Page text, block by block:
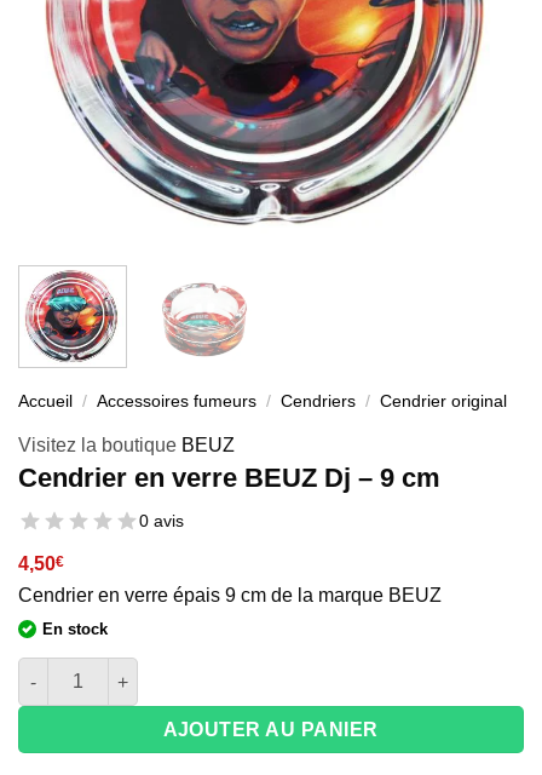
Accueil / Accessoires fumeurs / Cendriers / Cendrier original
Visitez la boutique BEUZ
Cendrier en verre BEUZ Dj – 9 cm
0 avis
4,50€
Cendrier en verre épais 9 cm de la marque BEUZ
En stock
quantité de Cendrier en verre BEUZ Dj - 9 cm
AJOUTER AU PANIER